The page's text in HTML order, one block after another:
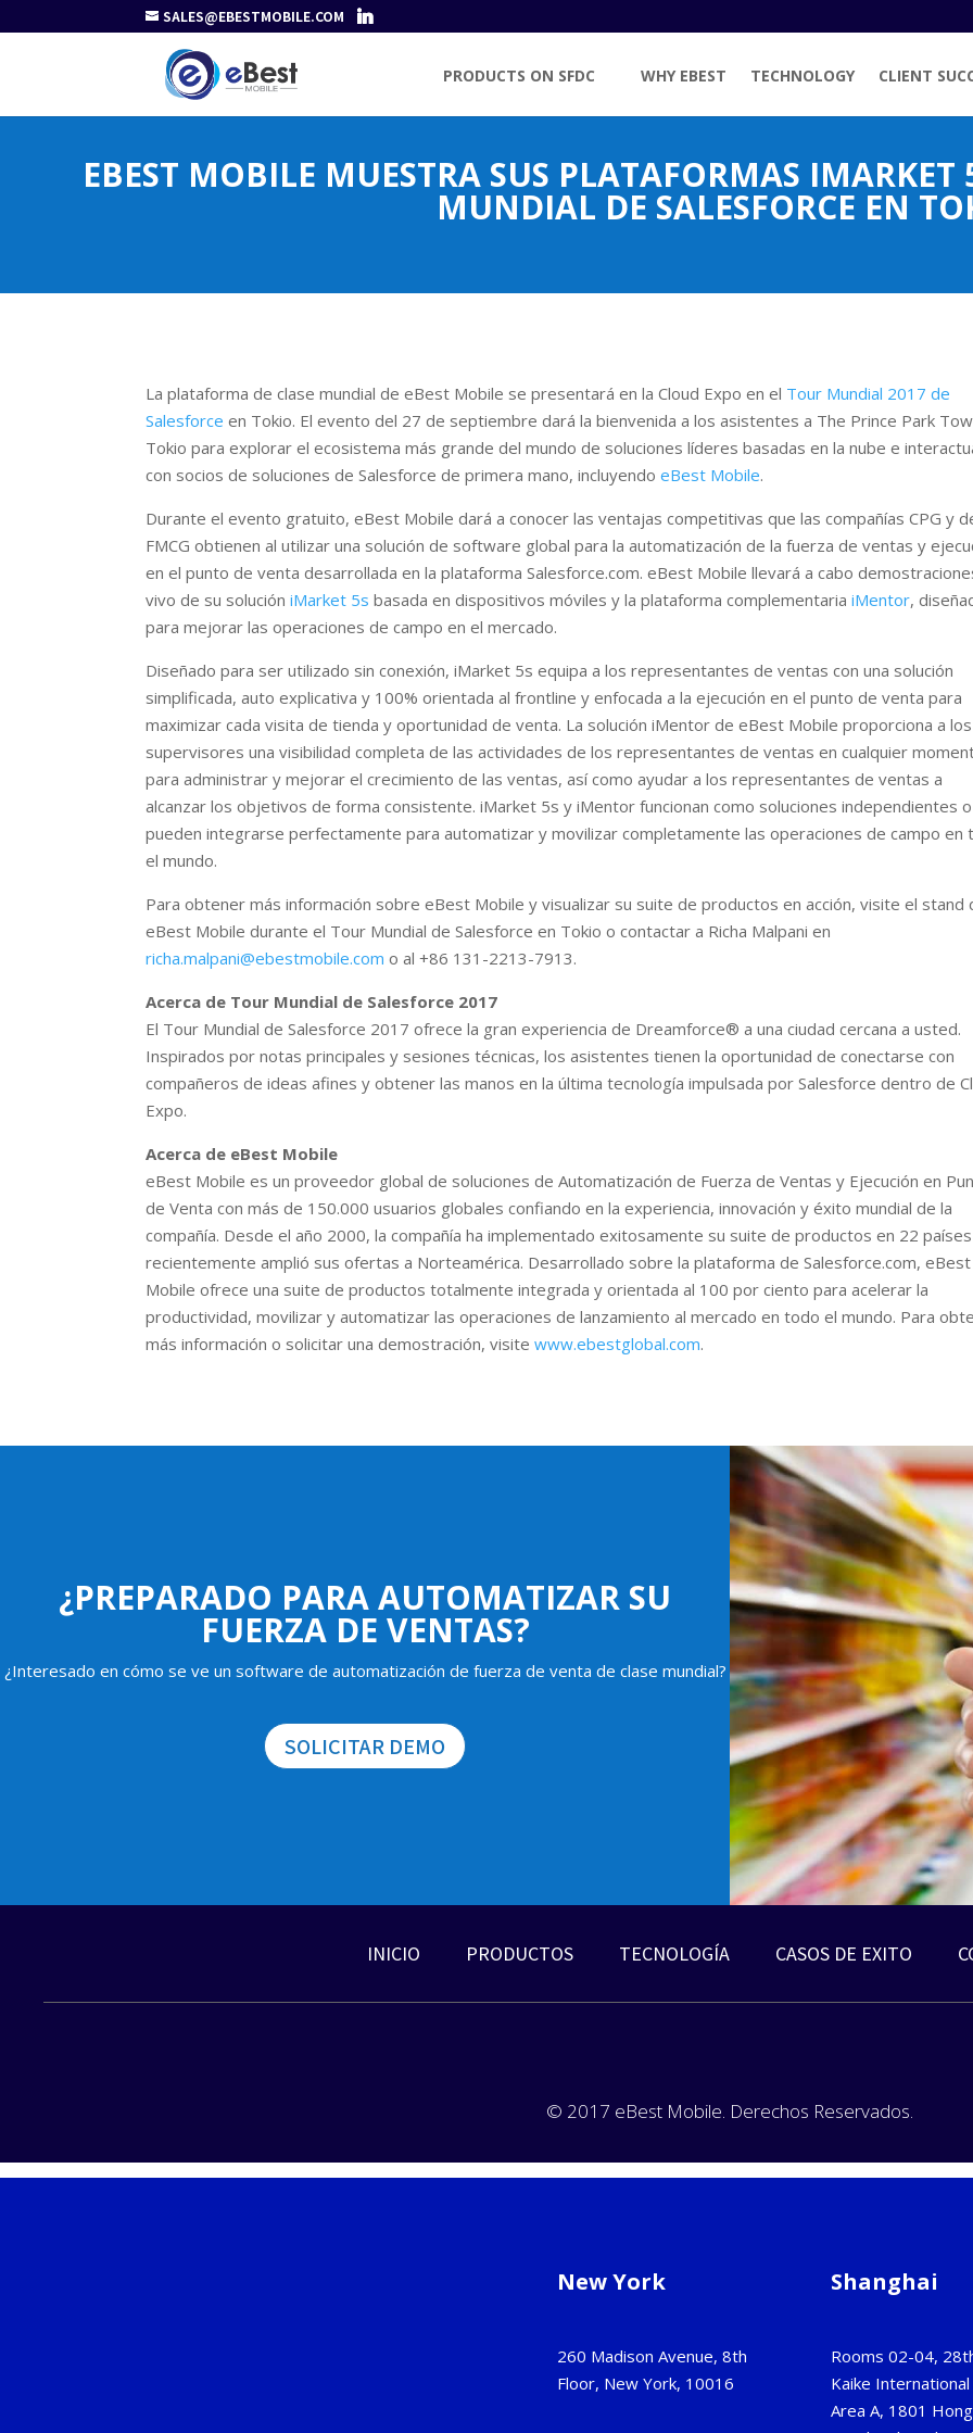
SALES@EBESTMOBILE.COM
PRODUCTS ON SFDC WHY EBEST TECHNOLOGY CLIENT
EBEST MOBILE MUESTRA SUS PLATAFORMAS
MUNDIAL DE SALESFORCE EN
La plataforma de clase mundial de eBest Mobile se presentará en la Cloud Expo en el Tour Mundial 2017 de
Salesforce en Tokio. El evento del 27 de septiembre dará la bienvenida a los asistentes a The Prince Park
Tokio para explorar el ecosistema más grande del mundo de soluciones líderes basadas en la nube e
con socios de soluciones de Salesforce de primera mano, incluyendoeBest Mobile.
Durante el evento gratuito, eBest Mobile dará a conocer las ventajas competitivas que las compañías CPG y
FMCG obtienen al utilizar una solución de software global para la automatización de la fuerza de ventas y
en el punto de venta desarrollada en la plataforma Salesforce.com. eBest Mobile llevará a cabo
vivo de su solucióniMarket 5s basada en dispositivos móviles y la plataforma complementariaiMentor,
para mejorar las operaciones de campo en el mercado.
Diseñado para ser utilizado sin conexión, iMarket 5s equipa a los representantes de ventas con una solución
simplificada, auto explicativa y 100% orientada al frontline y enfocada a la ejecución en el punto de venta para
maximizar cada visita de tienda y oportunidad de venta. La solución iMentor de eBest Mobile proporciona a los
supervisores una visibilidad completa de las actividades de los representantes de ventas en cualquier
para administrar y mejorar el crecimiento de las ventas, así como ayudar a los representantes de ventas a
alcanzar los objetivos de forma consistente. iMarket 5s y iMentor funcionan como soluciones independientes o
pueden integrarse perfectamente para automatizar y movilizar completamente las operaciones de campo en
el mundo.
Para obtener más información sobre eBest Mobile y visualizar su suite de productos en acción, visite el stand
eBest Mobile durante el Tour Mundial de Salesforce en Tokio o contactar a Richa Malpani en
richa.malpani@ebestmobile.com o al +86 131-2213-7913.
Acerca de Tour Mundial de Salesforce 2017
El Tour Mundial de Salesforce 2017 ofrece la gran experiencia de Dreamforce® a una ciudad cercana a usted.
Inspirados por notas principales y sesiones técnicas, los asistentes tienen la oportunidad de conectarse con
compañeros de ideas afines y obtener las manos en la última tecnología impulsada por Salesforce dentro de
Expo.
Acerca de eBest Mobile
eBest Mobile es un proveedor global de soluciones de Automatización de Fuerza de Ventas y Ejecución en
de Venta con más de 150.000 usuarios globales confiando en la experiencia, innovación y éxito mundial de la
compañía. Desde el año 2000, la compañía ha implementado exitosamente su suite de productos en 22
recientemente amplió sus ofertas a Norteamérica. Desarrollado sobre la plataforma de Salesforce.com, eBest
Mobile ofrece una suite de productos totalmente integrada y orientada al 100 por ciento para acelerar la
productividad, movilizar y automatizar las operaciones de lanzamiento al mercado en todo el mundo. Para
más información o solicitar una demostración, visitewww.ebestglobal.com.
¿PREPARADO PARA AUTOMATIZAR SU
FUERZA DE VENTAS?
¿Interesado en cómo se ve un software de automatización de fuerza de venta de clase mundial?
SOLICITAR DEMO
INICIO PRODUCTOS TECNOLOGÍA CASOS DE EXITO
© 2017 eBest Mobile. Derechos Reservados.
New York
260 Madison Avenue, 8th
Floor, New York, 10016
Shanghai
Rooms 02-04,
Kaike International
Area A, 1801